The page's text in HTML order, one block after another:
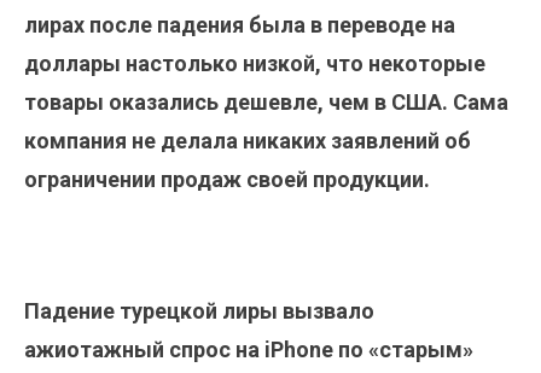
лирах после падения была в переводе на
доллары настолько низкой, что некоторые
товары оказались дешевле, чем в США. Сама
компания не делала никаких заявлений об
ограничении продаж своей продукции.
Падение турецкой лиры вызвало
ажиотажный спрос на iPhone по «старым»